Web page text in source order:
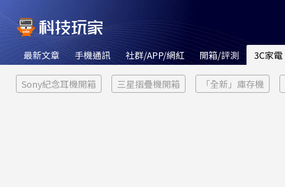
最新文章 手機通訊 社群/APP/網紅 開箱/評測 3C家電
Sony紀念耳機開箱 三星摺疊機開箱 「全新」庫存機